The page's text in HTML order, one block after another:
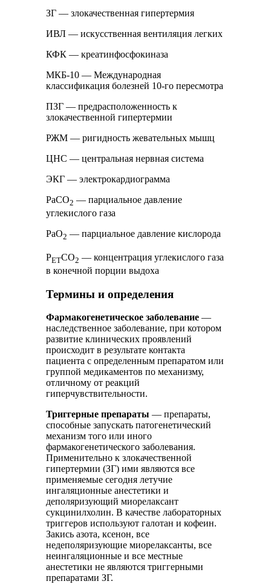
ЗГ — злокачественная гипертермия
ИВЛ — искусственная вентиляция легких
КФК — креатинфосфокиназа
МКБ-10 — Международная
классификация болезней 10-го пересмотра
ПЗГ — предрасположенность к
злокачественной гипертермии
РЖМ — ригидность жевательных мышц
ЦНС — центральная нервная система
ЭКГ — электрокардиограмма
PaCO2 — парциальное давление
углекислого газа
РаО2 — парциальное давление кислорода
PETCO2 — концентрация углекислого газа
в конечной порции выдоха
Термины и определения
Фармакогенетическое заболевание —
наследственное заболевание, при котором
развитие клинических проявлений
происходит в результате контакта
пациента с определенным препаратом или
группой медикаментов по механизму,
отличному от реакций
гиперчувствительности.
Триггерные препараты — препараты,
способные запускать патогенетический
механизм того или иного
фармакогенетического заболевания.
Применительно к злокачественной
гипертермии (ЗГ) ими являются все
применяемые сегодня летучие
ингаляционные анестетики и
деполяризующий миорелаксант
сукцинилхолин. В качестве лабораторных
триггеров используют галотан и кофеин.
Закись азота, ксенон, все
недеполяризующие миорелаксанты, все
неингаляционные и все местные
анестетики не являются триггерными
препаратами ЗГ.